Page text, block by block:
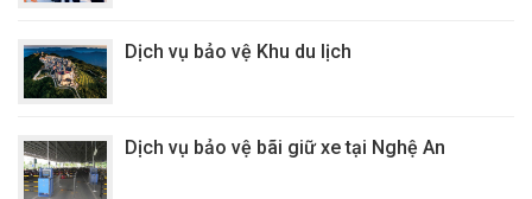
Dịch vụ bảo vệ Khu du lịch
Dịch vụ bảo vệ bãi giữ xe tại Nghệ An